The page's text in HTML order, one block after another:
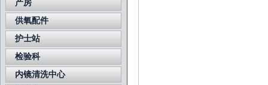
产房
供氧配件
护士站
检验科
内镜清洗中心